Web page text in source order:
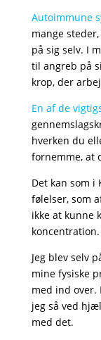
Autoimmune
mange
på sig selv. I
til angreb på
krop, der
En af de
hverken du
fornemme, at
Det kan som i
følelser, som
ikke at kunne
koncentration.
Jeg blev selv
mine fysiske
med ind over.
jeg så ved
med det.